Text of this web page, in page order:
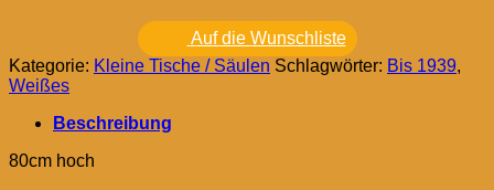
Auf die Wunschliste
Kategorie: Kleine Tische / Säulen Schlagwörter: Bis 1939,
Weißes
Beschreibung
80cm hoch